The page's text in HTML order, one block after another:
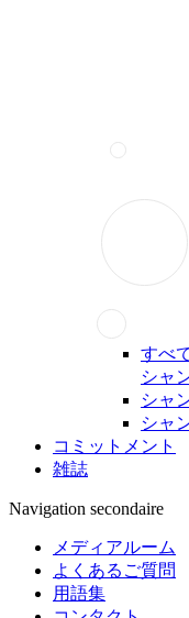
すべ
シャ
シャ
シャ
コミットメント
雑誌
Navigation secondaire
メディアルーム
よくあるご質問
用語集